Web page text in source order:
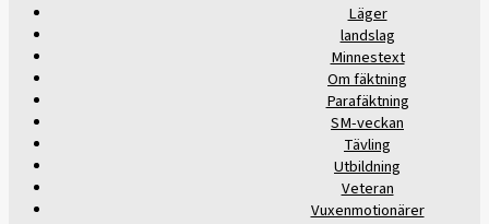
Läger
landslag
Minnestext
Om fäktning
Parafäktning
SM-veckan
Tävling
Utbildning
Veteran
Vuxenmotionärer